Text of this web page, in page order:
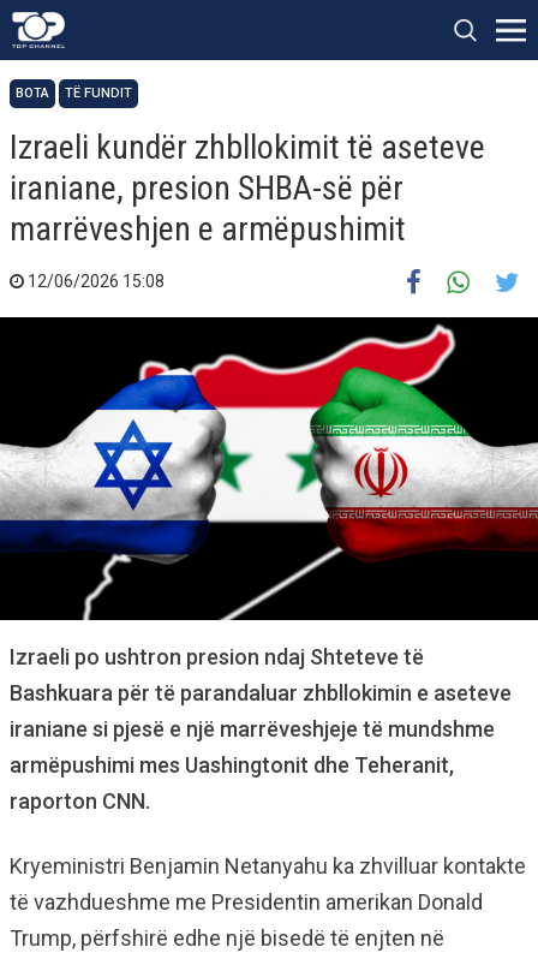
BOTA TË FUNDIT
Izraeli kundër zhbllokimit të aseteve
iraniane, presion SHBA-së për
marrëveshjen e armëpushimit
12/06/2026 15:08
Izraeli po ushtron presion ndaj Shteteve të
Bashkuara për të parandaluar zhbllokimin e aseteve
iraniane si pjesë e një marrëveshjeje të mundshme
armëpushimi mes Uashingtonit dhe Teheranit,
raporton CNN.
Kryeministri Benjamin Netanyahu ka zhvilluar kontakte
të vazhdueshme me Presidentin amerikan Donald
Trump, përfshirë edhe një bisedë të enjten në